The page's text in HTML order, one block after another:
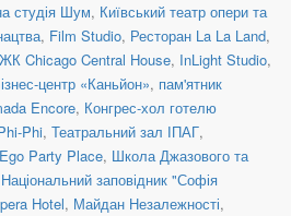
студія Шум, Київський театр опери та
, Film Studio, Ресторан La La Land,
ЖК Chicago Central House, InLight Studio,
центр «Каньйон», пам'ятник
Encore, Конгрес-хол готелю
Phi, Театральний зал ІПАГ,
Ego Party Place, Школа Джазового та
Національний заповідник "Софія
Hotel, Майдан Незалежності,